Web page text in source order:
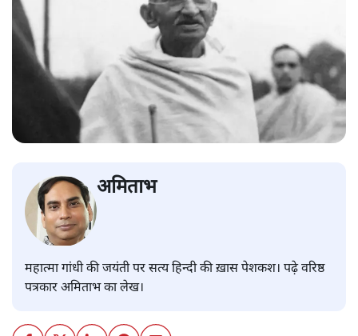
अमिताभ
महात्मा गांधी की जयंती पर सत्य हिन्दी की ख़ास पेशकश। पढ़े वरिष्ठ
पत्रकार अमिताभ का लेख।